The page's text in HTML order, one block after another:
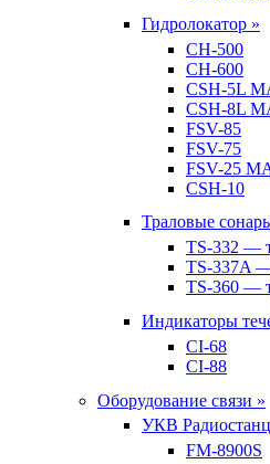
Гидролокатор »
CH-500
CH-600
CSH-5L
CSH-8L
FSV-85
FSV-75
FSV-25
CSH-10
Траловые
TS-332 —
TS-337A
TS-360 —
Индикаторы
CI-68
CI-88
Оборудование связи »
УКВ
FM-8900S